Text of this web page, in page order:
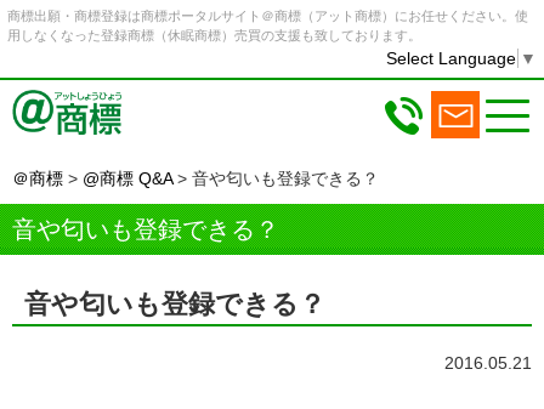
商標出願・商標登録は商標ポータルサイト＠商標（アット商標）にお任せください。使
用しなくなった登録商標（休眠商標）売買の支援も致しております。
Select Language ▼
＠商標 > @商標 Q&A> 音や匂いも登録できる？
音や匂いも登録できる？
音や匂いも登録できる？
2016.05.21